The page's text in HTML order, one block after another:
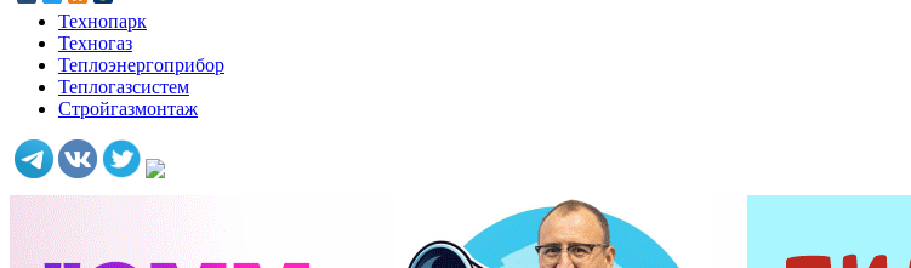
Технопарк
Техногаз
Теплоэнергоприбор
Теплогазсистем
Стройгазмонтаж